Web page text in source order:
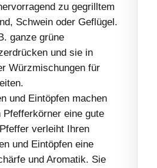
zu gegrilltem
Schwein oder Geflügel.
ganze grüne
und sie in
Würzmischungen für
und Eintöpfen machen
Pfefferkörner eine gute
verleiht Ihren
und Eintöpfen eine
und Aromatik. Sie